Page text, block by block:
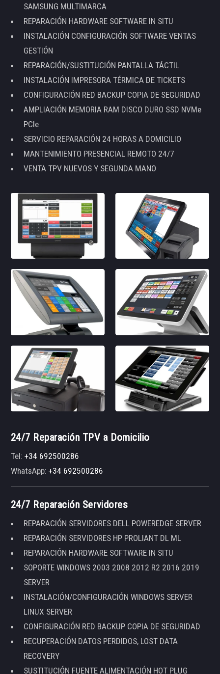
SAMSUNG MULTIMARCA
REPARACIÓN HARDWARE SOFTWARE IN SITU
INSTALACIÓN CONFIGURACIÓN SOFTWARE VENTAS
GESTIÓN
REPARACIÓN/SUSTITUCIÓN PANTALLA TÁCTIL
INSTALACIÓN IMPRESORA TÉRMICA DE TICKETS
CONFIGURACIÓN RED BACKUP COPIA DE SEGURIDAD
AMPLIACIÓN MEMORIA RAM DISCO DURO SSD NVMe
PCIe
SERVICIO REPARACIÓN 24 HORAS A DOMICILIO
MANTENIMIENTO PRESENCIAL REMOTO 24/7
VENTA TPV NUEVOS Y SEGUNDA MANO
24/7 Reparación TPV a Domicilio
Tel:+34 692500286
WhatsApp:+34 692500286
24/7 Reparación Servidores
REPARACIÓN SERVIDORES DELL POWEREDGE SERVER
REPARACIÓN SERVIDORES HP PROLIANT DL ML
REPARACIÓN HARDWARE SOFTWARE IN SITU
SOPORTE WINDOWS 2003 2008 2012 R2 2016 2019
SERVER
INSTALACIÓN/CONFIGURACIÓN WINDOWS SERVER
LINUX SERVER
CONFIGURACIÓN RED BACKUP COPIA DE SEGURIDAD
RECUPERACIÓN DATOS PERDIDOS, LOST DATA
RECOVERY
SUSTITUCIÓN FUENTE ALIMENTACIÓN HOT PLUG